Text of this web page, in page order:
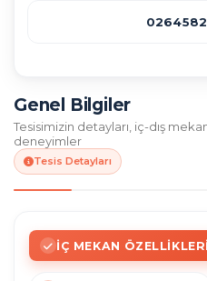
Genel Bilgiler
Tesisimizin detayları, iç-dış
deneyimler
Tesis Detayları
İÇ MEKAN